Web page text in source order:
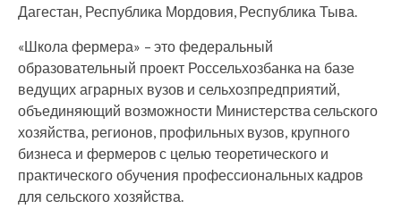
Дагестан, Республика Мордовия, Республика Тыва.
«Школа фермера» – это федеральный
образовательный проект Россельхозбанка на базе
ведущих аграрных вузов и сельхозпредприятий,
объединяющий возможности Министерства сельского
хозяйства, регионов, профильных вузов, крупного
бизнеса и фермеров с целью теоретического и
практического обучения профессиональных кадров
для сельского хозяйства.